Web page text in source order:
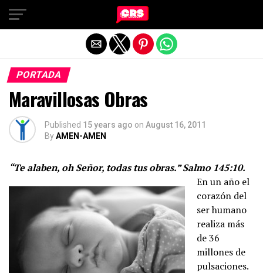
PORTADA
Maravillosas Obras
Published 15 years ago on August 16, 2011
ByAMEN-AMEN
“Te alaben, oh Señor, todas tus obras.” Salmo 145:10.
En un año el
corazón del
ser humano
realiza más
de 36
millones de
pulsaciones.
Exit mobile version